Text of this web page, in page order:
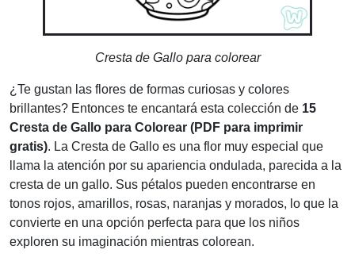
Cresta de Gallo para colorear
¿Te gustan las flores de formas curiosas y colores
brillantes? Entonces te encantará esta colección de 15
Cresta de Gallo para Colorear (PDF para imprimir
gratis). La Cresta de Gallo es una flor muy especial que
llama la atención por su apariencia ondulada, parecida a la
cresta de un gallo. Sus pétalos pueden encontrarse en
tonos rojos, amarillos, rosas, naranjas y morados, lo que la
convierte en una opción perfecta para que los niños
exploren su imaginación mientras colorean.